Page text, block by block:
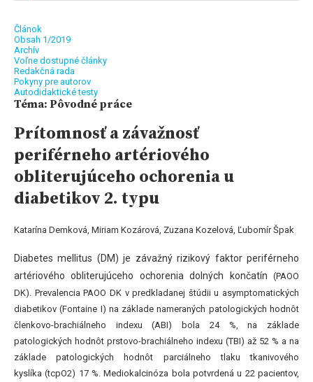
Článok
Obsah 1/2019
Archív
Voľne dostupné články
Redakčná rada
Pokyny pre autorov
Autodidaktické testy
Téma: Pôvodné práce
Prítomnosť a závažnosť
periférneho artériového
obliterujúceho ochorenia u
diabetikov 2. typu
Katarína Demková, Miriam Kozárová, Zuzana Kozelová, Ľubomír Špak
Diabetes mellitus (DM) je závažný rizikový faktor periférneho
artériového obliterujúceho ochorenia dolných končatín (PAOO
DK). Prevalencia PAOO DK v predkladanej štúdii u asymptomatických
diabetikov (Fontaine I) na základe nameraných patologických hodnôt
členkovo-brachiálneho indexu (ABI) bola 24 %, na základe
patologických hodnôt prstovo-brachiálneho indexu (TBI) až 52 % a na
základe patologických hodnôt parciálneho tlaku tkanivového
kyslíka (tcpO2) 17 %. Mediokalcinóza bola potvrdená u 22 pacientov,